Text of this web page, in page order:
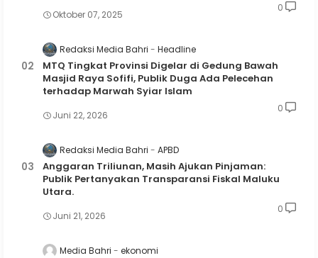
Oktober 07, 2025
0
Redaksi Media Bahri Headline
MTQ Tingkat Provinsi Digelar di Gedung Bawah
Masjid Raya Sofifi, Publik Duga Ada Pelecehan
terhadap Marwah Syiar Islam
Juni 22, 2026
0
Redaksi Media Bahri APBD
Anggaran Triliunan, Masih Ajukan Pinjaman:
Publik Pertanyakan Transparansi Fiskal Maluku
Utara.
Juni 21, 2026
0
Media Bahri ekonomi